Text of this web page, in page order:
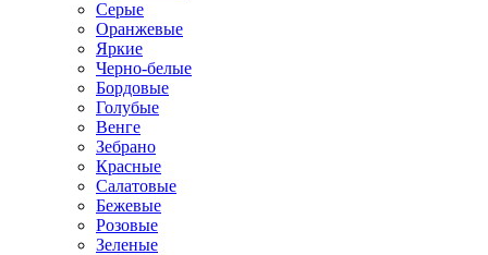
Серые
Оранжевые
Яркие
Черно-белые
Бордовые
Голубые
Венге
Зебрано
Красные
Салатовые
Бежевые
Розовые
Зеленые